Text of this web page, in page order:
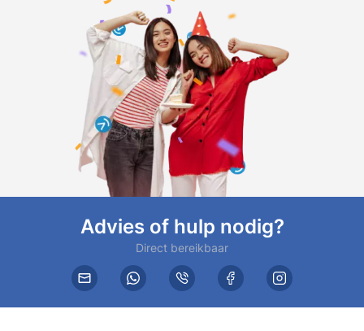
Advies of hulp nodig?
Direct bereikbaar